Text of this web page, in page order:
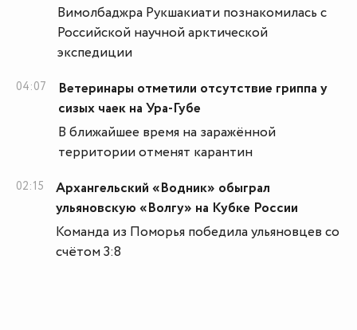
Вимолбаджра Рукшакиати познакомилась с
Российской научной арктической
экспедиции
04:07
Ветеринары отметили отсутствие гриппа у
сизых чаек на Ура-Губе
В ближайшее время на заражённой
территории отменят карантин
02:15
Архангельский «Водник» обыграл
ульяновскую «Волгу» на Кубке России
Команда из Поморья победила ульяновцев со
счётом 3:8